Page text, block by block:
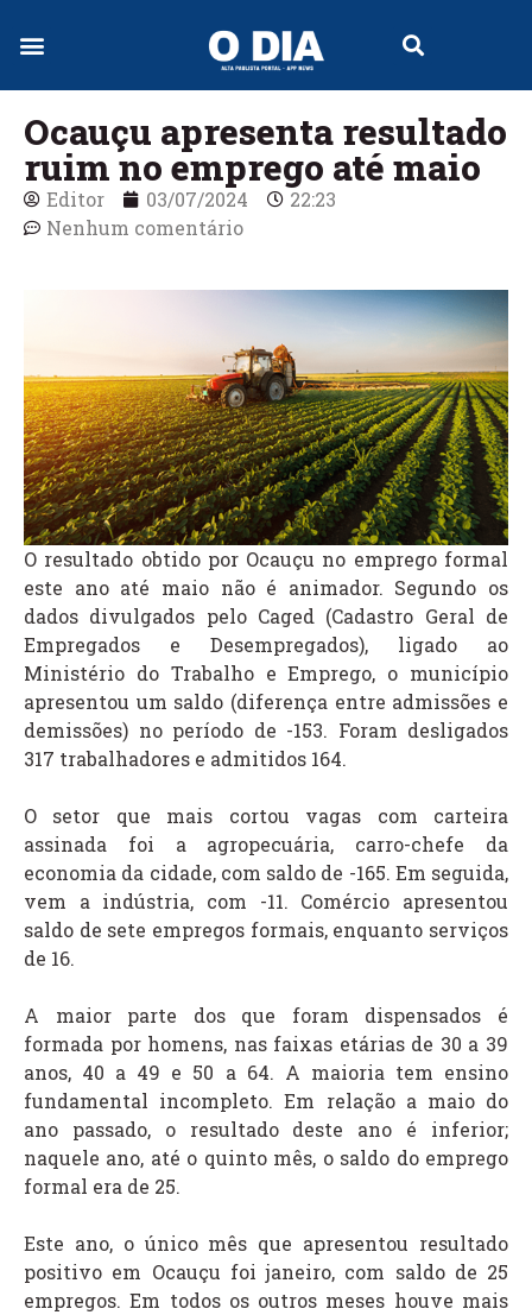
Ocauçu apresenta resultado
ruim no emprego até maio
Editor 03/07/2024
22:23
Nenhum comentário
O resultado obtido por Ocauçu no emprego formal
este ano até maio não é animador. Segundo os
dados divulgados pelo Caged (Cadastro Geral de
Empregados e Desempregados), ligado ao
Ministério do Trabalho e Emprego, o município
apresentou um saldo (diferença entre admissões e
demissões) no período de -153. Foram desligados
317 trabalhadores e admitidos 164.
O setor que mais cortou vagas com carteira
assinada foi a agropecuária, carro-chefe da
economia da cidade, com saldo de -165. Em seguida,
vem a indústria, com -11. Comércio apresentou
saldo de sete empregos formais, enquanto serviços
de 16.
A maior parte dos que foram dispensados é
formada por homens, nas faixas etárias de 30 a 39
anos, 40 a 49 e 50 a 64. A maioria tem ensino
fundamental incompleto. Em relação a maio do
ano passado, o resultado deste ano é inferior;
naquele ano, até o quinto mês, o saldo do emprego
formal era de 25.
Este ano, o único mês que apresentou resultado
positivo em Ocauçu foi janeiro, com saldo de 25
empregos. Em todos os outros meses houve mais